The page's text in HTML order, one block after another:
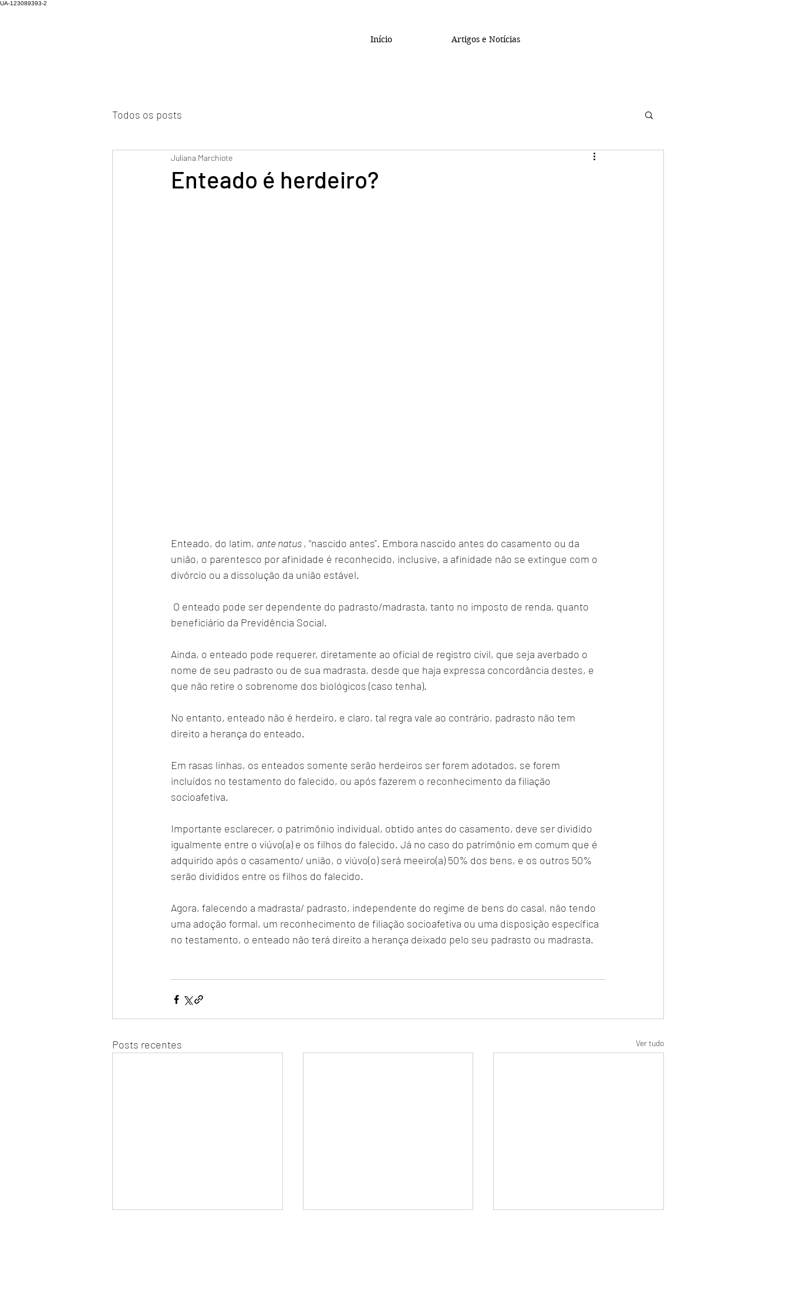
UA-123089393-2
Início Artigos e Notícias
Todos os posts
Enteado é herdeiro?
Juliana Marchiote
Enteado, do latim, ante natus , “nascido antes". Embora nascido antes do casamento ou da
união, o parentesco por afinidade é reconhecido, inclusive, a afinidade não se extingue com o
divórcio ou a dissolução da união estável.
beneficiário da Previdência Social.
Ainda, o enteado pode requerer, diretamente ao oficial de registro civil, que seja averbado o
nome de seu padrasto ou de sua madrasta, desde que haja expressa concordância destes, e
que não retire o sobrenome dos biológicos (caso tenha).
No entanto, enteado não é herdeiro, e claro, tal regra vale ao contrário, padrasto não tem
direito a herança do enteado.
Em rasas linhas, os enteados somente serão herdeiros ser forem adotados, se forem
incluídos no testamento do falecido, ou após fazerem o reconhecimento da filiação
socioafetiva.
Importante esclarecer, o patrimônio individual, obtido antes do casamento, deve ser dividido
igualmente entre o viúvo(a) e os filhos do falecido. Já no caso do patrimônio em comum que é
adquirido após o casamento/ união, o viúvo(o) será meeiro(a) 50% dos bens, e os outros 50%
serão divididos entre os filhos do falecido.
Agora, falecendo a madrasta/ padrasto, independente do regime de bens do casal, não tendo
uma adoção formal, um reconhecimento de filiação socioafetiva ou uma disposição específica
no testamento, o enteado não terá direito a herança deixado pelo seu padrasto ou madrasta.
Posts recentes Ver tudo